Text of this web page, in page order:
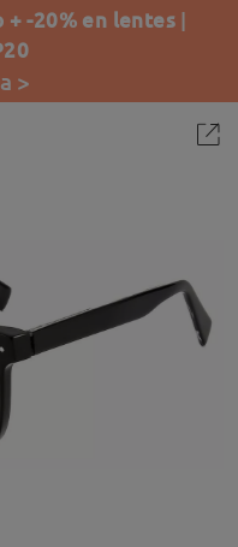
+ -20% en lentes |
>